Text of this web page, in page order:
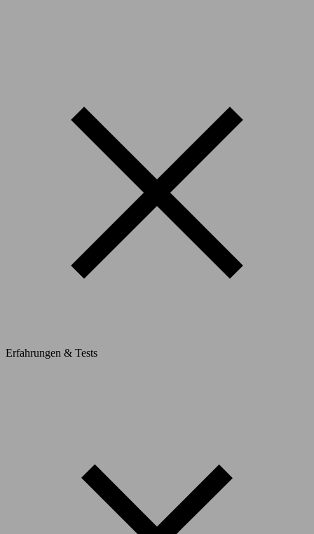
Erfahrungen & Tests